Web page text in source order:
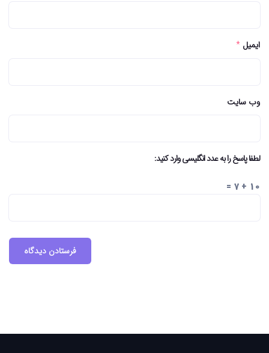
ایمیل *
وب سایت
لطفا پاسخ را به عدد انگلیسی وارد کنید:
10 + 7 =